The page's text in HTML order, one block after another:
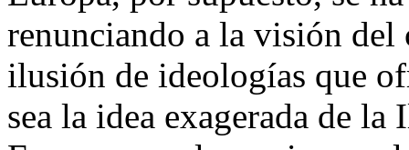
renunciando a la visión
ilusión de ideologías que
sea la idea exagerada de